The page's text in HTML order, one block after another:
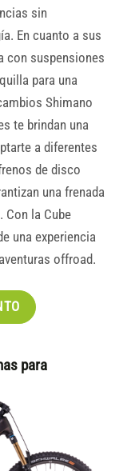
sin
En cuanto a sus
con suspensiones
para una
Shimano
te brindan una
a diferentes
de disco
una frenada
Con la Cube
una experiencia
offroad.
para